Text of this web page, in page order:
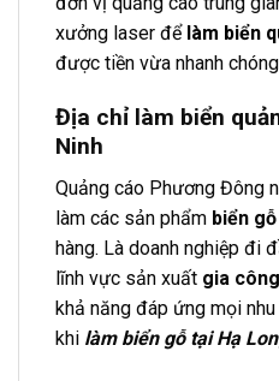
xưởng laser để làm biển
được tiền vừa nhanh
Địa chỉ làm biển
Ninh
Quảng cáo Phương Đông
làm các sản phẩm biển gỗ
hàng. Là doanh nghiệp đi
lĩnh vực sản xuất gia
khả năng đáp ứng mọi
khi làm biển gỗ tại Hạ